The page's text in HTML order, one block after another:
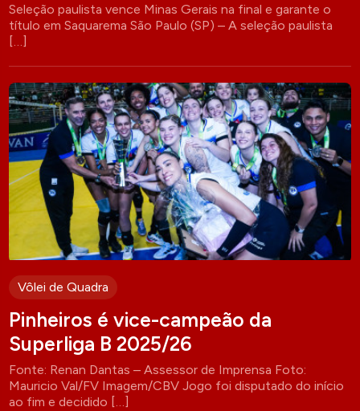
Seleção paulista vence Minas Gerais na final e garante o
título em Saquarema São Paulo (SP) – A seleção paulista
[…]
Vôlei de Quadra
Pinheiros é vice-campeão da
Superliga B 2025/26
Fonte: Renan Dantas – Assessor de Imprensa Foto:
Mauricio Val/FV Imagem/CBV Jogo foi disputado do início
ao fim e decidido […]